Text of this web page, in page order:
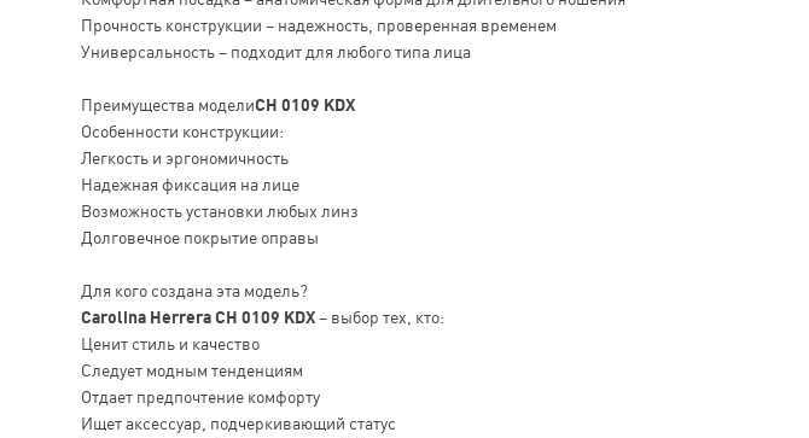
Прочность конструкции – надежность, проверенная временем
Универсальность – подходит для любого типа лица
Преимущества моделиCH 0109 KDX
Особенности конструкции:
Легкость и эргономичность
Надежная фиксация на лице
Возможность установки любых линз
Долговечное покрытие оправы
Для кого создана эта модель?
Carolina Herrera CH 0109 KDX– выбор тех, кто:
Ценит стиль и качество
Следует модным тенденциям
Отдает предпочтение комфорту
Ищет аксессуар, подчеркивающий статус